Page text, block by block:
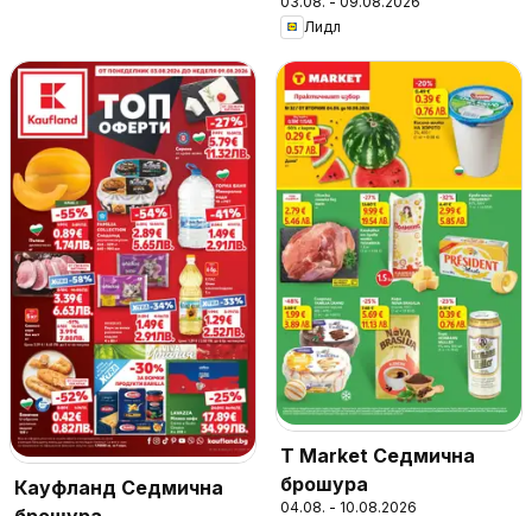
Лидл
Кауфланд Седмична
T Market Седмична
брошура
04.08. - 10.08.2026